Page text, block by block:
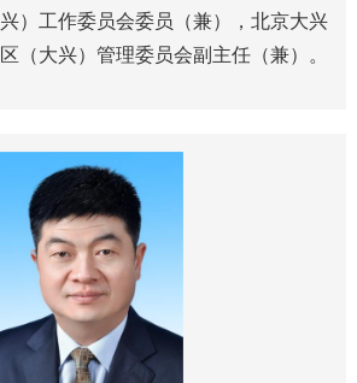
）工作委员会委员（兼），北京大兴
（大兴）管理委员会副主任（兼）。